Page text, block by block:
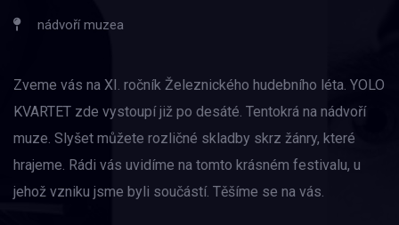
nádvoří muzea
Zveme vás na XI. ročník Železnického hudebního léta. YOLO
KVARTET zde vystoupí již po desáté. Tentokrá na nádvoří
muze. Slyšet můžete rozličné skladby skrz žánry, které
hrajeme. Rádi vás uvidíme na tomto krásném festivalu, u
jehož vzniku jsme byli součástí. Těšíme se na vás.